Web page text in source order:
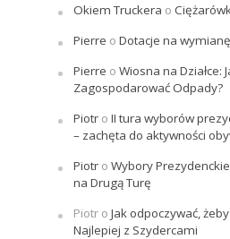
Okiem Truckera o
Pierre o Dotacje na
Pierre o Wiosna na Działce:
Zagospodarować Odpady?
Piotro II tura wyborów
– zachęta do aktywności
Piotro Wybory
na Drugą Turę
Piotro Jak odpoczywać,
Najlepiej z Szydercami